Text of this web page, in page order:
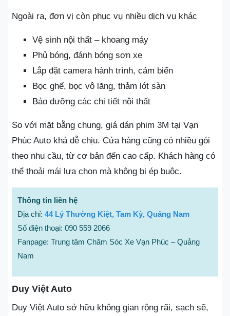
Ngoài ra, đơn vị còn phục vụ nhiều dịch vụ khác
Vệ sinh nội thất – khoang máy
Phủ bóng, đánh bóng sơn xe
Lắp đặt camera hành trình, cảm biến
Bọc ghế, bọc vô lăng, thảm lót sàn
Bảo dưỡng các chi tiết nội thất
So với mặt bằng chung, giá dán phim 3M tại Vạn
Phúc Auto khá dễ chịu. Cửa hàng cũng có nhiều gói
theo nhu cầu, từ cơ bản đến cao cấp. Khách hàng có
thể thoải mái lựa chọn mà không bị ép buộc.
Thông tin liên hệ
Địa chỉ: 44 Lý Thường Kiệt, Tam Kỳ, Quảng Nam
Số điện thoại: 090 559 2066
Fanpage: Trung tâm Chăm Sóc Xe Vạn Phúc – Quảng
Nam
Duy Việt Auto
Duy Việt Auto sở hữu không gian rộng rãi, sạch sẽ,